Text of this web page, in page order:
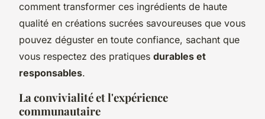
comment transformer ces ingrédients de haute
qualité en créations sucrées savoureuses que vous
pouvez déguster en toute confiance, sachant que
vous respectez des pratiques durables et
responsables.
La convivialité et l'expérience
communautaire